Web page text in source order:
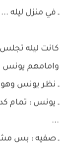
ـ في منزل ليله ...
كانت ليله
وامامهم يونس
ـ نظر يونس
ـ يونس : تمام
...
ـ صفيه : بس